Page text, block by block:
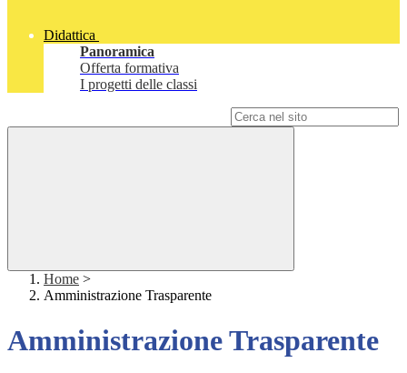
Didattica
Panoramica
Offerta formativa
I progetti delle classi
Home >
Amministrazione Trasparente
Amministrazione Trasparente